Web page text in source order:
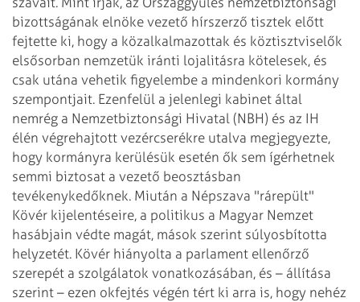
bizottságának elnöke vezető hírszerző tisztek előtt
fejtette ki, hogy a közalkalmazottak és köztisztviselők
elsősorban nemzetük iránti lojalitásra kötelesek, és
csak utána vehetik figyelembe a mindenkori kormány
szempontjait. Ezenfelül a jelenlegi kabinet által
nemrég a Nemzetbiztonsági Hivatal (NBH) és az IH
élén végrehajtott vezércserékre utalva megjegyezte,
hogy kormányra kerülésük esetén ők sem ígérhetnek
semmi biztosat a vezető beosztásban
tevékenykedőknek. Miután a Népszava "rárepült"
Kövér kijelentéseire, a politikus a Magyar Nemzet
hasábjain védte magát, mások szerint súlyosbította
helyzetét. Kövér hiányolta a parlament ellenőrző
szerepét a szolgálatok vonatkozásában, és – állítása
szerint – ezen okfejtés végén tért ki arra is, hogy nehéz